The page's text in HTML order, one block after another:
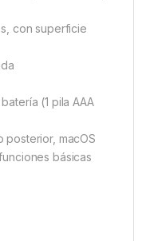
con superficie
(1 pila AAA
posterior, macOS
básicas